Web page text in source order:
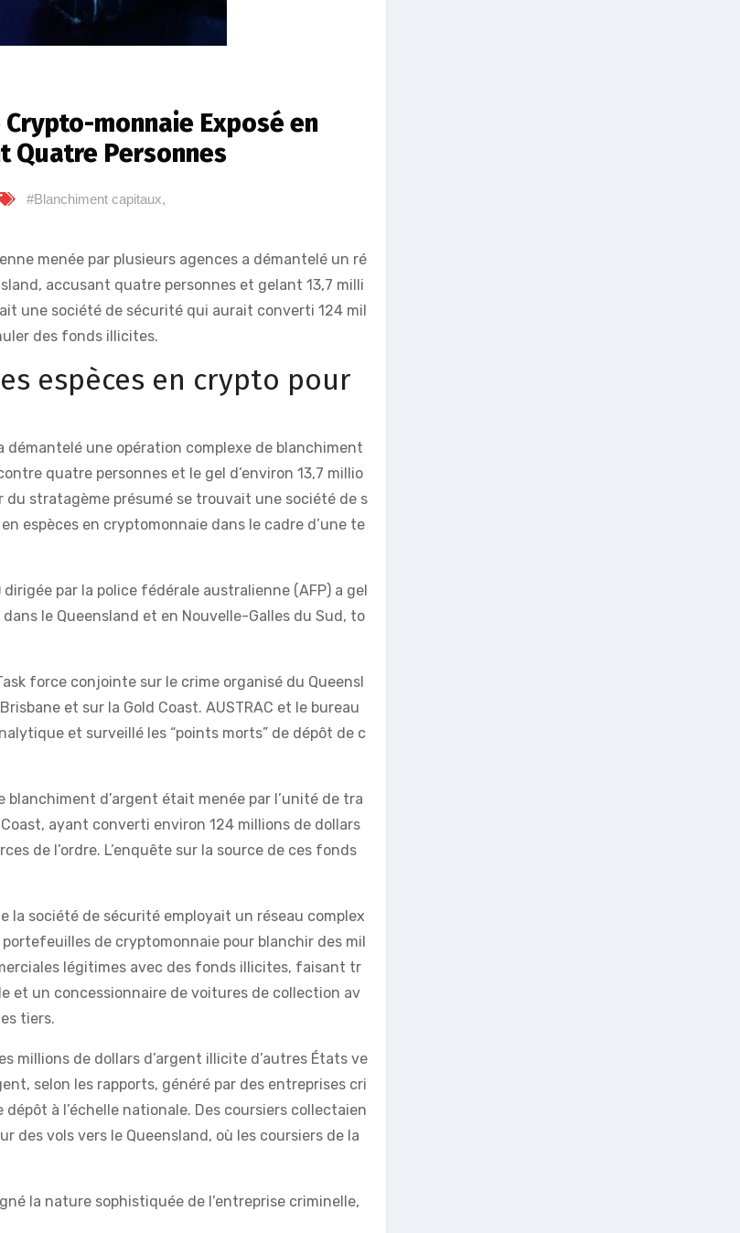
monnaie Exposé en
Quatre Personnes
#Blanchiment capitaux,
menée par plusieurs agences a démantelé un ré
accusant quatre personnes et gelant 13,7 milli
une société de sécurité qui aurait converti 124 mil
des fonds illicites.
espèces en crypto pour
une opération complexe de blanchiment
quatre personnes et le gel d’environ 13,7 millio
stratagème présumé se trouvait une société de s
espèces en cryptomonnaie dans le cadre d’une te
par la police fédérale australienne (AFP) a gel
le Queensland et en Nouvelle-Galles du Sud, to
force conjointe sur le crime organisé du Queensl
et sur la Gold Coast. AUSTRAC et le bureau
et surveillé les “points morts” de dépôt de c
d’argent était menée par l’unité de tra
ayant converti environ 124 millions de dollars
de l’ordre. L’enquête sur la source de ces fonds
la société de sécurité employait un réseau complex
de cryptomonnaie pour blanchir des mil
légitimes avec des fonds illicites, faisant tr
et un concessionnaire de voitures de collection av
tiers.
millions de dollars d’argent illicite d’autres États ve
selon les rapports, généré par des entreprises cri
à l’échelle nationale. Des coursiers collectaien
des vols vers le Queensland, où les coursiers de la
la nature sophistiquée de l’entreprise criminelle,